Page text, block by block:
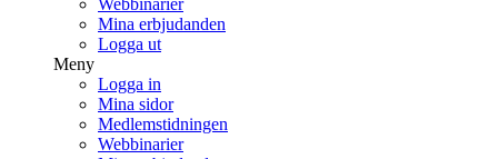
Webbinarier
Mina erbjudanden
Logga ut
Meny
Logga in
Mina sidor
Medlemstidningen
Webbinarier